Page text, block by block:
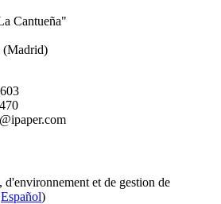
Cantueña"
(Madrid)
et de gestion de
Español)